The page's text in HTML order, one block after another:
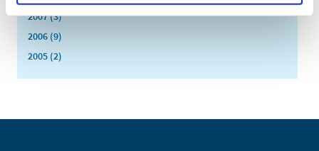
2007 (3)
2006 (9)
2005 (2)